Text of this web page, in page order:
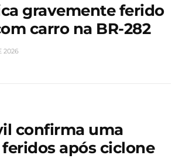
gravemente ferido
carro na BR-282
2026
confirma uma
após ciclone